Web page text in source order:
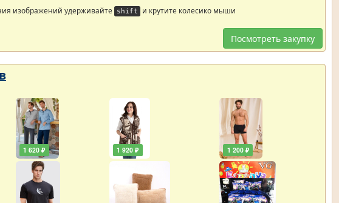
изображений удерживайте shift и крутите колесико мыши
Посмотреть закупку
1 620 ₽ 1 920 ₽ 1 200 ₽